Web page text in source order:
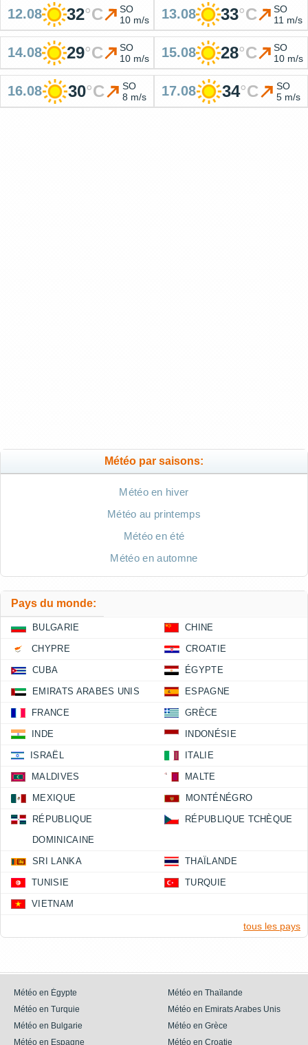
12.08 32°C
SO
10 m/s
13.08 33°C
SO
11 m/s
14.08 29°C
SO
10 m/s
15.08 28°C
SO
10 m/s
16.08 30°C
SO
8 m/s
17.08 34°C
SO
5 m/s
Météo par saisons:
Météo en hiver
Météo au printemps
Météo en été
Météo en automne
Pays du monde:
BULGARIE CHINE
CHYPRE CROATIE
CUBA ÉGYPTE
EMIRATS ARABES UNIS ESPAGNE
FRANCE GRÈCE
INDE INDONÉSIE
ISRAËL ITALIE
MALDIVES MALTE
MEXIQUE MONTÉNÉGRO
RÉPUBLIQUE
DOMINICAINE
RÉPUBLIQUE TCHÈQUE
SRI LANKA THAÏLANDE
TUNISIE TURQUIE
VIETNAM
tous les pays
Météo en Égypte
Météo en Thaïlande
Météo en Turquie
Météo en Emirats Arabes Unis
Météo en Bulgarie
Météo en Grèce
Météo en Espagne
Météo en Croatie